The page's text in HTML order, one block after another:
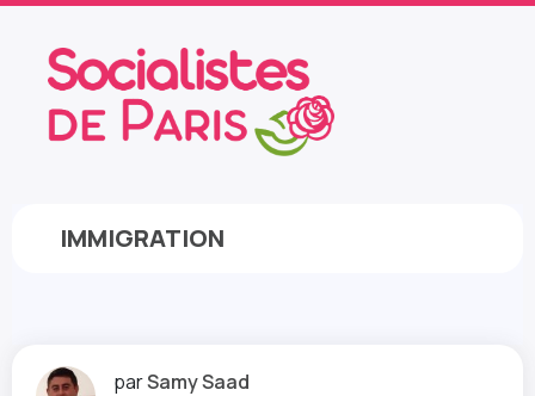
IMMIGRATION
parSamy Saad